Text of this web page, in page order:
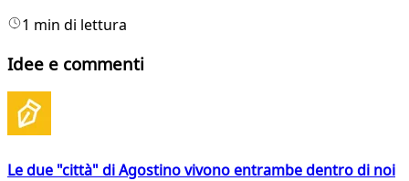
1 min di lettura
Idee e commenti
Le due "città" di Agostino vivono entrambe dentro di noi